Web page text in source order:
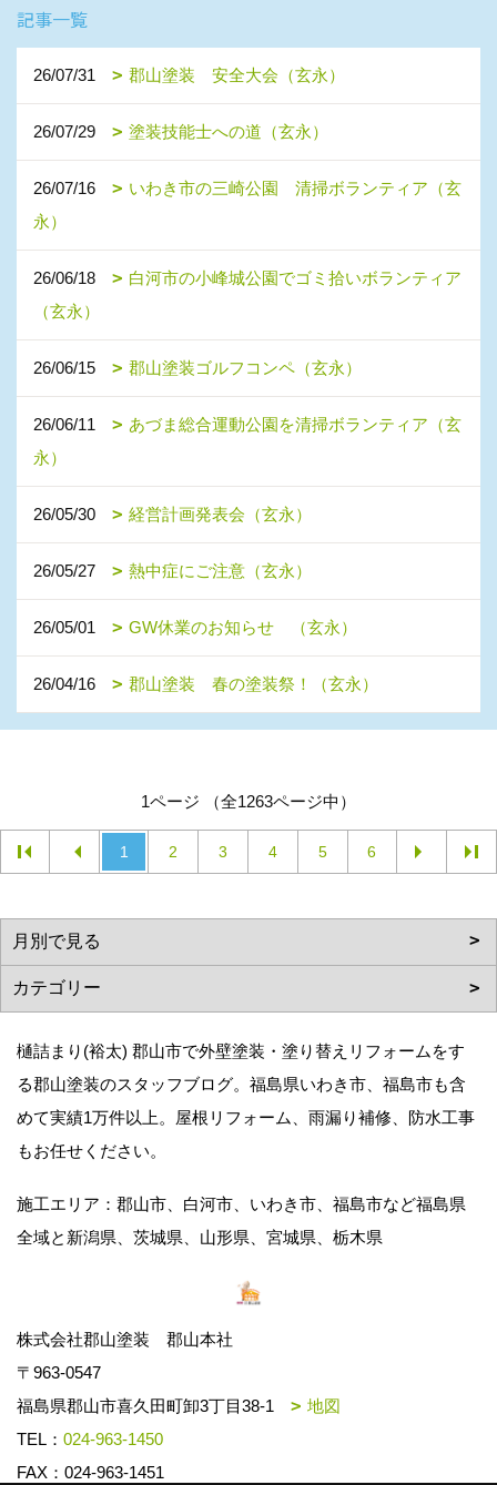
記事一覧
26/07/31 郡山塗装 安全大会（玄永）
26/07/29 塗装技能士への道（玄永）
26/07/16
いわき市の三崎公園 清掃ボランティア（玄
永）
26/06/18
白河市の小峰城公園でゴミ拾いボランティア
（玄永）
26/06/15 郡山塗装ゴルフコンペ（玄永）
26/06/11
あづま総合運動公園を清掃ボランティア（玄
永）
26/05/30 経営計画発表会（玄永）
26/05/27 熱中症にご注意（玄永）
26/05/01 GW休業のお知らせ （玄永）
26/04/16 郡山塗装 春の塗装祭！（玄永）
1ページ （全1263ページ中）
1 2 3 4 5 6
樋詰まり(裕太) 郡山市で外壁塗装・塗り替えリフォームをす
る郡山塗装のスタッフブログ。福島県いわき市、福島市も含
めて実績1万件以上。屋根リフォーム、雨漏り補修、防水工事
もお任せください。
施工エリア：郡山市、白河市、いわき市、福島市など福島県
全域と新潟県、茨城県、山形県、宮城県、栃木県
株式会社郡山塗装 郡山本社
〒963-0547
福島県郡山市喜久田町卸3丁目38-1
地図
TEL： 024-963-1450
FAX：024-963-1451